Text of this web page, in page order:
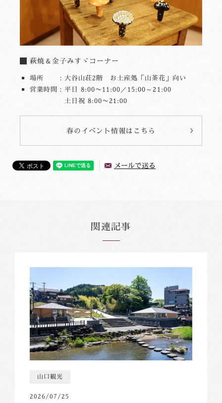
萩焼＆金子みすゞコーナー
場所 ：大谷山荘2階 お土産処「山茶花」向い
営業時間：平日 8:00〜11:00／15:00～21:00
土日祝 8:00〜21:00
春のイベント情報はこちら
メールで送る
関連記事
山口観光
2026/07/25